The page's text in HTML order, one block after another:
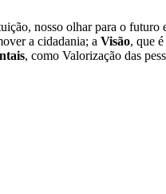
nosso olhar para o futuro
a cidadania; a Visão, que
, como Valorização das